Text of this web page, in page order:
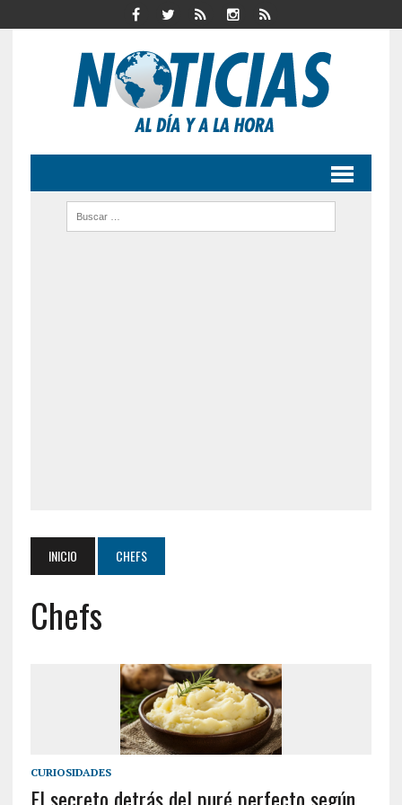
INICIO CHEFS
Chefs
CURIOSIDADES